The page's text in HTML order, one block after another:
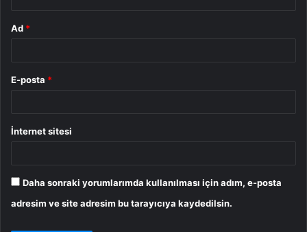
Ad *
E-posta *
İnternet sitesi
Daha sonraki yorumlarımda kullanılması için adım, e-posta
adresim ve site adresim bu tarayıcıya kaydedilsin.